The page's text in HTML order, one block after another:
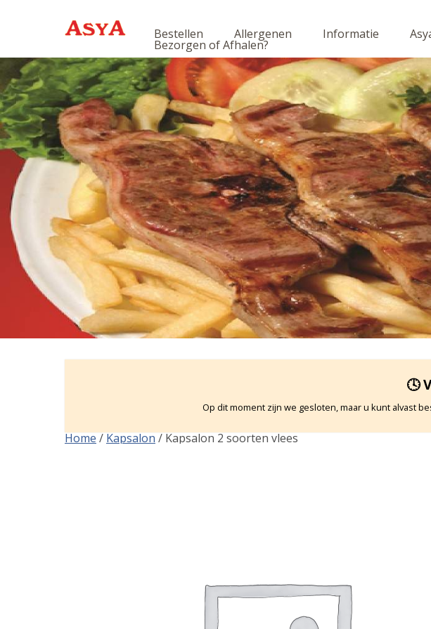
Bestellen Allergenen Informatie
Bezorgen of Afhalen?
🕓
Op dit moment zijn we gesloten, maar u kunt alvast
Home / Kapsalon / Kapsalon 2 soorten vlees